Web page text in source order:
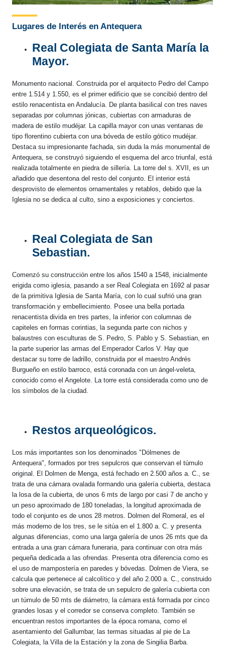
Lugares de Interés en Antequera
Real Colegiata de Santa María la
Mayor.
Monumento nacional. Construida por el arquitecto Pedro del Campo
entre 1.514 y 1.550, es el primer edificio que se concibió dentro del
estilo renacentista en Andalucía. De planta basilical con tres naves
separadas por columnas jónicas, cubiertas con armaduras de
madera de estilo mudéjar. La capilla mayor con unas ventanas de
tipo florentino cubierta con una bóveda de estilo gótico mudéjar.
Destaca su impresionante fachada, sin duda la más monumental de
Antequera, se construyó siguiendo el esquema del arco triunfal, está
realizada totalmente en piedra de sillería. La torre del s. XVII, es un
añadido que desentona del resto del conjunto. El interior está
desprovisto de elementos ornamentales y retablos, debido que la
Iglesia no se dedica al culto, sino a exposiciones y conciertos.
Real Colegiata de San
Sebastian.
Comenzó su construcción entre los años 1540 a 1548, inicialmente
erigida como iglesia, pasando a ser Real Colegiata en 1692 al pasar
de la primitiva Iglesia de Santa María, con lo cual sufrió una gran
transformación y embellecimiento. Posee una bella portada
renacentista divida en tres partes, la inferior con columnas de
capiteles en formas corintias, la segunda parte con nichos y
balaustres con esculturas de S. Pedro, S. Pablo y S. Sebastian, en
la parte superior las armas del Emperador Carlos V. Hay que
destacar su torre de ladrillo, construida por el maestro Andrés
Burgueño en estilo barroco, está coronada con un ángel-veleta,
conocido como el Angelote. La torre está considerada como uno de
los símbolos de la ciudad.
Restos arqueológicos.
Los más importantes son los denominados "Dólmenes de
Antequera", formados por tres sepulcros que conservan el túmulo
original. El Dolmen de Menga, está fechado en 2.500 años a. C., se
trata de una cámara ovalada formando una galería cubierta, destaca
la losa de la cubierta, de unos 6 mts de largo por casi 7 de ancho y
un peso aproximado de 180 toneladas, la longitud aproximada de
todo el conjunto es de unos 28 metros. Dolmen del Romeral, es el
más moderno de los tres, se le sitúa en el 1.800 a. C. y presenta
algunas diferencias, como una larga galería de unos 26 mts que da
entrada a una gran cámara funeraria, para continuar con otra más
pequeña dedicada a las ofrendas. Presenta otra diferencia como es
el uso de mampostería en paredes y bóvedas. Dolmen de Viera, se
calcula que pertenece al calcolítico y del año 2.000 a. C., construido
sobre una elevación, se trata de un sepulcro de galería cubierta con
un túmulo de 50 mts de diámetro, la cámara está formada por cinco
grandes losas y el corredor se conserva completo. También se
encuentran restos importantes de la época romana, como el
asentamiento del Gallumbar, las termas situadas al pie de La
Colegiata, la Villa de la Estación y la zona de Singilia Barba.